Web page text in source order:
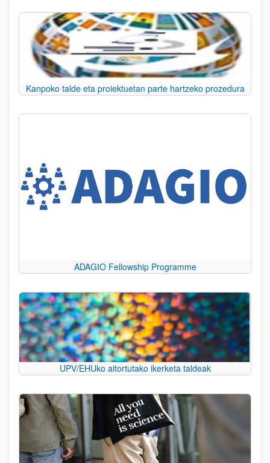
Kanpoko talde eta proiektuetan parte hartzeko prozedura
ADAGIO Fellowship Programme
UPV/EHUko aitortutako ikerketa taldeak